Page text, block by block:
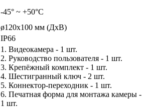
-45° ~ +50°С
ø120x100 мм (ДхВ)
IP66
1. Видеокамера - 1 шт.
2. Руководство пользователя - 1 шт.
3. Крепёжный комплект - 1 шт.
4. Шестигранный ключ - 2 шт.
5. Коннектор-переходник - 1 шт.
6. Печатная форма для монтажа камеры -
1 шт.